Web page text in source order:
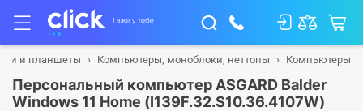
и планшеты Компьютеры, моноблоки, неттопы Компьютеры
Персональный компьютер ASGARD Balder
Windows 11 Home (I139F.32.S10.36.4107W)